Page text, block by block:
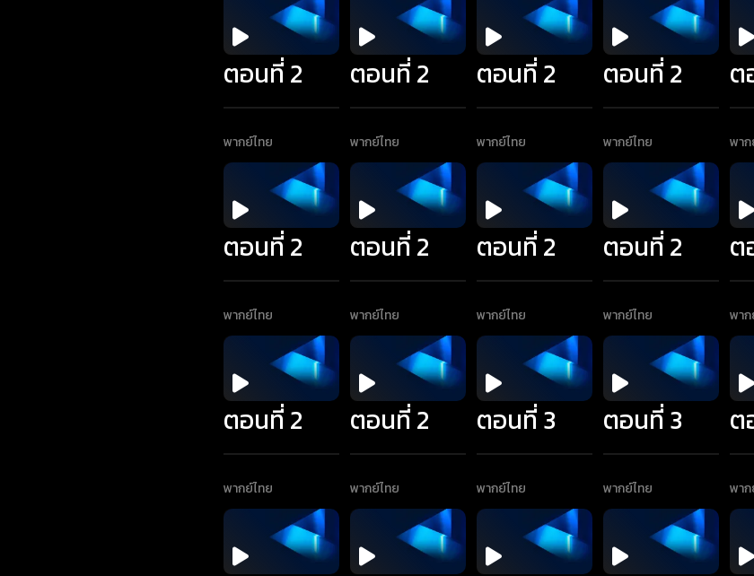
ตอนที่ 2
พากย์ไทย
ตอนที่ 2
พากย์ไทย
ตอนที่ 2
พากย์ไทย
ตอนที่ 2
พากย์ไทย
ต
พาก
ตอนที่ 2
พากย์ไทย
ตอนที่ 2
พากย์ไทย
ตอนที่ 2
พากย์ไทย
ตอนที่ 2
พากย์ไทย
ต
พาก
ตอนที่ 2
พากย์ไทย
ตอนที่ 2
พากย์ไทย
ตอนที่ 3
พากย์ไทย
ตอนที่ 3
พากย์ไทย
ต
พาก